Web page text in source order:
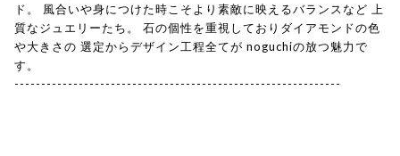
ド。 風合いや身につけた時こそより素敵に映えるバランスなど 上
質なジュエリーたち。 石の個性を重視しておりダイアモンドの色
や大きさの 選定からデザイン工程全てが noguchiの放つ魅力で
す。
-------------------------------------------------------------